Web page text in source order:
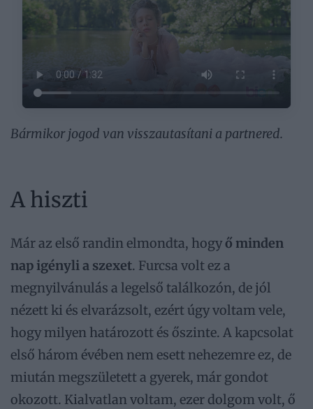
Bármikor jogod van visszautasítani a partnered.
A hiszti
Már az első randin elmondta, hogyő minden
nap igényli a szexet. Furcsa volt ez a
megnyilvánulás a legelső találkozón, de jól
nézett ki és elvarázsolt, ezért úgy voltam vele,
hogy milyen határozott és őszinte. A kapcsolat
első három évében nem esett nehezemre ez, de
miután megszületett a gyerek, már gondot
okozott. Kialvatlan voltam, ezer dolgom volt, ő